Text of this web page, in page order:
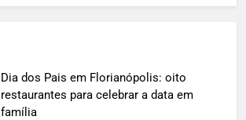
Dia dos Pais em Florianópolis: oito
restaurantes para celebrar a data em
família